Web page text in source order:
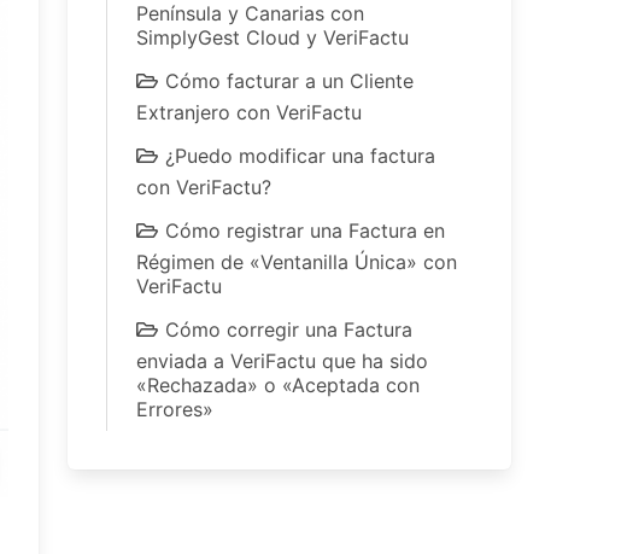
Península y Canarias con
SimplyGest Cloud y VeriFactu
Cómo facturar a un Cliente
Extranjero con VeriFactu
¿Puedo modificar una factura
con VeriFactu?
Cómo registrar una Factura en
Régimen de «Ventanilla Única» con
VeriFactu
Cómo corregir una Factura
enviada a VeriFactu que ha sido
«Rechazada» o «Aceptada con
Errores»